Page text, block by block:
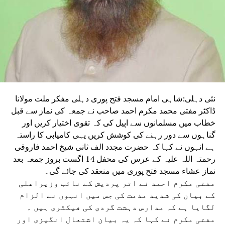
نئی دہلی:شاہی امام مسجد فتح پوری دہلی مفکر ملت مولانا
ڈاکٹر مفتی محمد مکرم احمد صاحب نے جمعہ کی نماز سے قبل
خطاب میں مسلمانوں سے اپیل کی کہ تقوی اختیار کریں اور
گناہوں سے دور رہنے کی کوشش کریں یہی کامیابی کا راستہ
ہے انہوں نے کہا کہ حضرت مجدد الف ثانی شیخ احمد فاروقی
رحمتہ اللہ علیہ کے عرس کی محفل 14 اگست بروز جمعہ بعد
نماز عشاء مسجد فتح پوری میں منعقد کی جائے گی۔
مفتی مکرم احمد نے اتر پردیش کے نائب وزیراعلی
کے بیان کی شدید مذمت کی جس میں انہوں نے الزام
لگایا ہے کہ مدارس دہشت گردی کی فیکٹری ہیں ۔
مفتی مکرم نے کہا کہ یہ بیان اشتعال انگیزی اور